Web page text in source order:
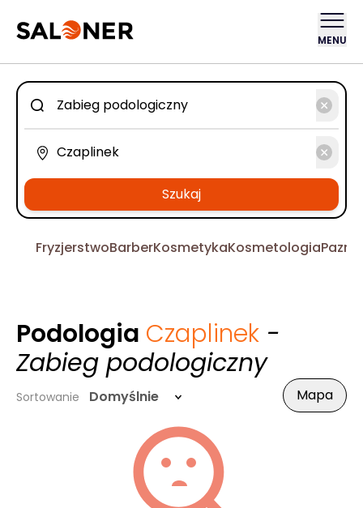
MENU
Szukaj
FryzjerstwoBarberKosmetykaKosmetologia
Podologia Czaplinek -
Zabieg podologiczny
Sortowanie Domyślnie Mapa